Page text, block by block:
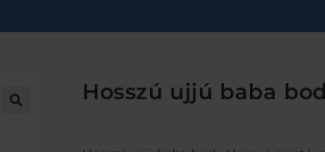
Hosszú ujjú baba